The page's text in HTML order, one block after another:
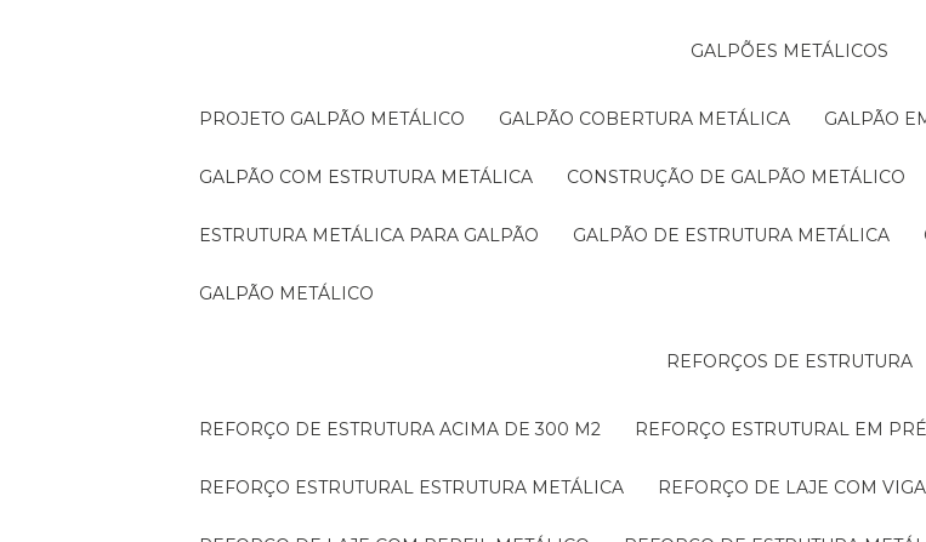
GALPÕES METÁLICOS
PROJETO GALPÃO METÁLICO GALPÃO COBERTURA METÁLICA GALPÃO
GALPÃO COM ESTRUTURA METÁLICA CONSTRUÇÃO DE GALPÃO METÁLICO
ESTRUTURA METÁLICA PARA GALPÃO GALPÃO DE ESTRUTURA METÁLICA
GALPÃO METÁLICO
REFORÇOS DE ESTRUTURA
REFORÇO DE ESTRUTURA ACIMA DE 300 M2 REFORÇO ESTRUTURAL EM
REFORÇO ESTRUTURAL ESTRUTURA METÁLICA REFORÇO DE LAJE COM